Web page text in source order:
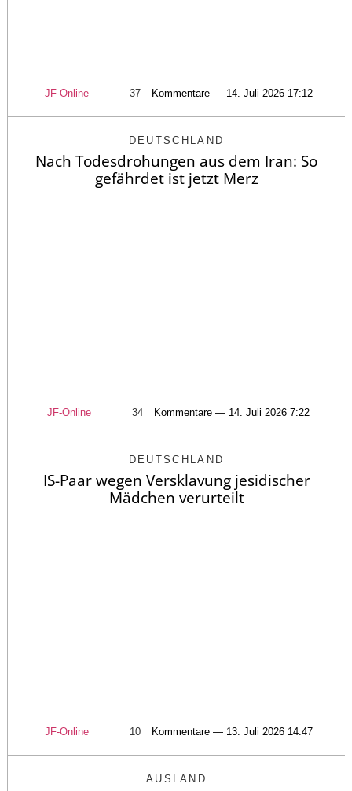
JF-Online 37 Kommentare — 14. Juli 2026 17:12
DEUTSCHLAND
Nach Todesdrohungen aus dem Iran: So
gefährdet ist jetzt Merz
JF-Online 34 Kommentare — 14. Juli 2026 7:22
DEUTSCHLAND
IS-Paar wegen Versklavung jesidischer
Mädchen verurteilt
JF-Online 10 Kommentare — 13. Juli 2026 14:47
AUSLAND